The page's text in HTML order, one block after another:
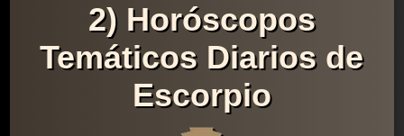
2) Horóscopos
Temáticos Diarios de
Escorpio